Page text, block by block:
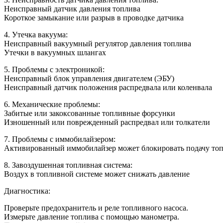
Неисправный датчик давления топлива
Короткое замыкание или разрыв в проводке датчика
4. Утечка вакуума:
Неисправный вакуумный регулятор давления топлива
Утечки в вакуумных шлангах
5. Проблемы с электроникой:
Неисправный блок управления двигателем (ЭБУ)
Неисправный датчик положения распредвала или коленвала
6. Механические проблемы:
Забитые или закоксованные топливные форсунки
Изношенный или поврежденный распредвал или толкатели
7. Проблемы с иммобилайзером:
Активированный иммобилайзер может блокировать подачу
8. Завоздушенная топливная система:
Воздух в топливной системе может снижать давление
Диагностика:
Проверьте предохранитель и реле топливного насоса.
Измерьте давление топлива с помощью манометра.